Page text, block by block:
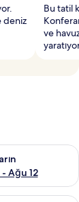
deniz
Bu tatil
ve
- Ağu 12
kontrol et